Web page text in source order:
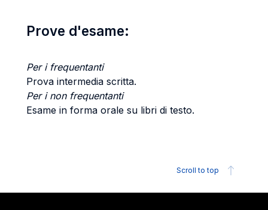
Prove d'esame:
Per i frequentanti
Prova intermedia scritta.
Per i non frequentanti
Esame in forma orale su libri di testo.
Scroll to top